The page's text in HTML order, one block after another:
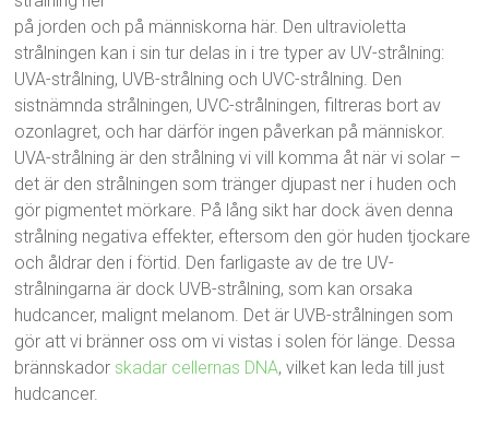
på jorden och på människorna här. Den ultravioletta
strålningen kan i sin tur delas in i tre typer av UV-strålning:
UVA-strålning, UVB-strålning och UVC-strålning. Den
sistnämnda strålningen, UVC-strålningen, filtreras bort av
ozonlagret, och har därför ingen påverkan på människor.
UVA-strålning är den strålning vi vill komma åt när vi solar –
det är den strålningen som tränger djupast ner i huden och
gör pigmentet mörkare. På lång sikt har dock även denna
strålning negativa effekter, eftersom den gör huden tjockare
och åldrar den i förtid. Den farligaste av de tre UV-
strålningarna är dock UVB-strålning, som kan orsaka
hudcancer, malignt melanom. Det är UVB-strålningen som
gör att vi bränner oss om vi vistas i solen för länge. Dessa
brännskador skadar cellernas DNA, vilket kan leda till just
hudcancer.